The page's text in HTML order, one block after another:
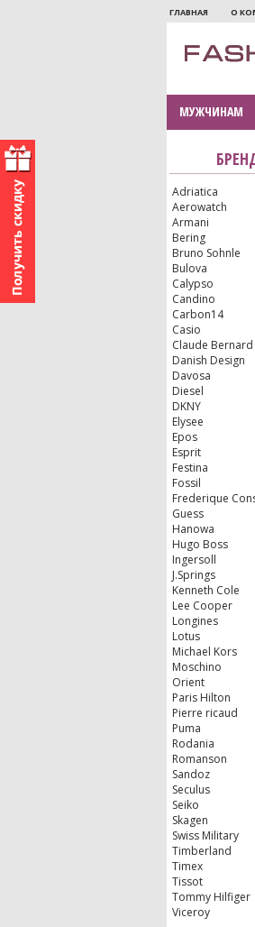
ГЛАВНАЯ О
МУЖЧИНАМ
Adriatica
Aerowatch
Armani
Bering
Bruno Sohnle
Bulova
Calypso
Candino
Carbon14
Casio
Claude Bernard
Danish Design
Davosa
Diesel
DKNY
Elysee
Epos
Esprit
Festina
Fossil
Frederique
Guess
Hanowa
Hugo Boss
Ingersoll
J.Springs
Kenneth Cole
Lee Cooper
Longines
Lotus
Michael Kors
Moschino
Orient
Paris Hilton
Pierre ricaud
Puma
Rodania
Romanson
Sandoz
Seculus
Seiko
Skagen
Swiss Military
Timberland
Timex
Tissot
Tommy Hilfiger
Viceroy